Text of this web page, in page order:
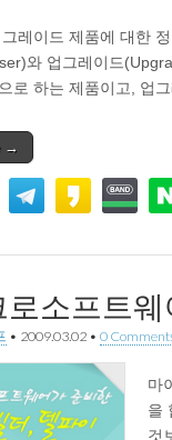
레이드 제품에 대한
와 업그레이드
로 하는 제품이고, 업
→
로소프트
• 2009.03.02 • 0
마
을
것